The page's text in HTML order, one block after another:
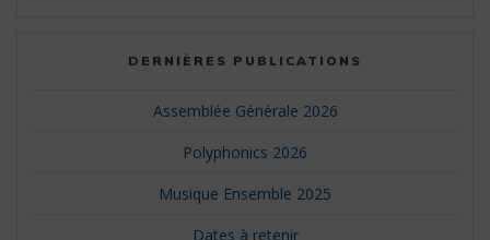
DERNIÈRES PUBLICATIONS
Assemblée Générale 2026
Polyphonics 2026
Musique Ensemble 2025
Dates à retenir